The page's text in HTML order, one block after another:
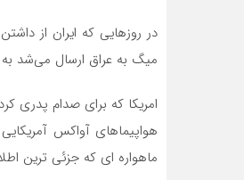
میگ به عراق ارسال می‌شد به علاوه ۱۰۰۰ مستشار نظامی به
امریکا که برای صدام پدری
هواپیماهای آواکس
ماهواره ای که جزئی ترین